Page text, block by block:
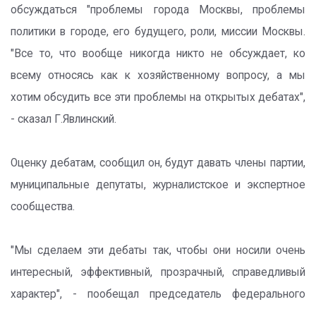
обсуждаться "проблемы города Москвы, проблемы
политики в городе, его будущего, роли, миссии Москвы.
"Все то, что вообще никогда никто не обсуждает, ко
всему относясь как к хозяйственному вопросу, а мы
хотим обсудить все эти проблемы на открытых дебатах",
- сказал Г.Явлинский.
Оценку дебатам, сообщил он, будут давать члены партии,
муниципальные депутаты, журналистское и экспертное
сообщества.
"Мы сделаем эти дебаты так, чтобы они носили очень
интересный, эффективный, прозрачный, справедливый
характер", - пообещал председатель федерального